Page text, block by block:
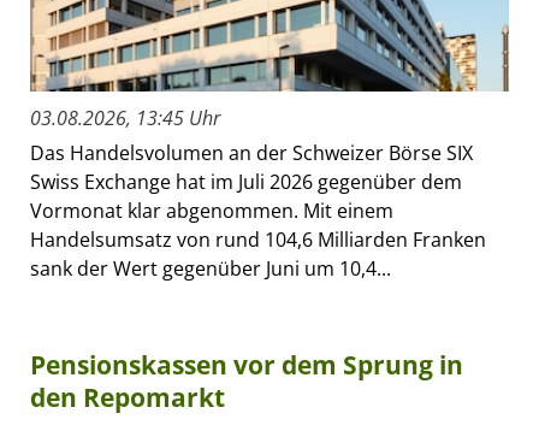
03.08.2026, 13:45 Uhr
Das Handelsvolumen an der Schweizer Börse SIX
Swiss Exchange hat im Juli 2026 gegenüber dem
Vormonat klar abgenommen. Mit einem
Handelsumsatz von rund 104,6 Milliarden Franken
sank der Wert gegenüber Juni um 10,4...
Pensionskassen vor dem Sprung in
den Repomarkt